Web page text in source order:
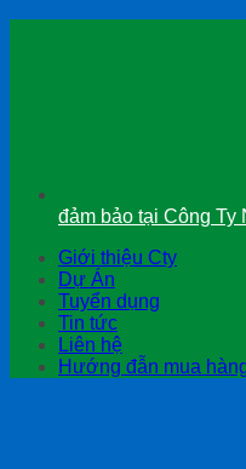
đảm bảo tại Công Ty
Giới thiệu Cty
Dự Án
Tuyển dụng
Tin tức
Liên hệ
Hướng đẫn mua